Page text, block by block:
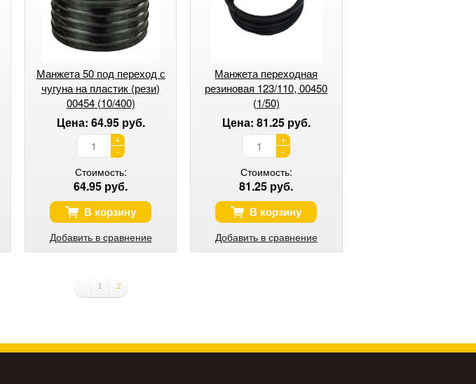
Манжета 50 под переход с
чугуна на пластик (рези)
00454 (10/400)
Цена: 64.95 руб.
+
-
Стоимость:
64.95 руб.
В корзину
Добавить в сравнение
Манжета переходная
резиновая 123/110, 00450
(1/50)
Цена: 81.25 руб.
+
-
Стоимость:
81.25 руб.
В корзину
Добавить в сравнение
1 2